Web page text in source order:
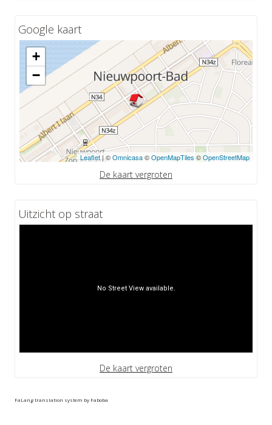
Google kaart
+
−
Leaflet| ©Omnicasa©OpenMapTiles ©OpenStreetMap
De kaart vergroten
Uitzicht op straat
De kaart vergroten
FaLang translation system by Faboba